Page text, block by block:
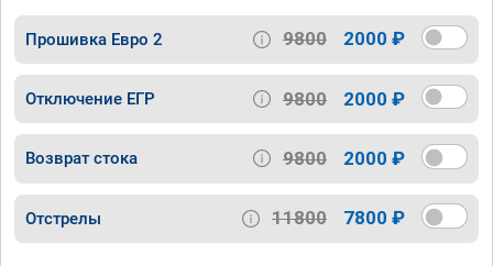
Прошивка Евро 2 9800 2000 ₽
Отключение ЕГР 9800 2000 ₽
Возврат стока 9800 2000 ₽
Отстрелы 11800 7800 ₽